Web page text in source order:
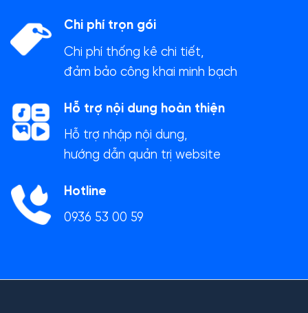
Chi phí trọn gói
Chi phí thống kê chi tiết,
đảm bảo công khai minh bạch
Hỗ trợ nội dung hoàn thiện
Hỗ trợ nhập nội dung,
hướng dẫn quản trị website
Hotline
0936 53 00 59